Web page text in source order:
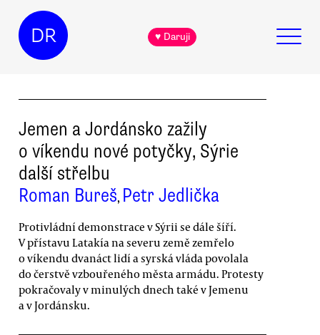
DR ♥ Daruji
Jemen a Jordánsko zažily
o víkendu nové potyčky, Sýrie
další střelbu
Roman Bureš, Petr Jedlička
Protivládní demonstrace v Sýrii se dále šíří.
V přístavu Latakía na severu země zemřelo
o víkendu dvanáct lidí a syrská vláda povolala
do čerstvě vzbouřeného města armádu. Protesty
pokračovaly v minulých dnech také v Jemenu
a v Jordánsku.